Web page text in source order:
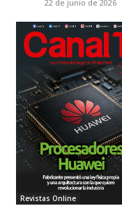
22 de junio de 2026
Revistas Online